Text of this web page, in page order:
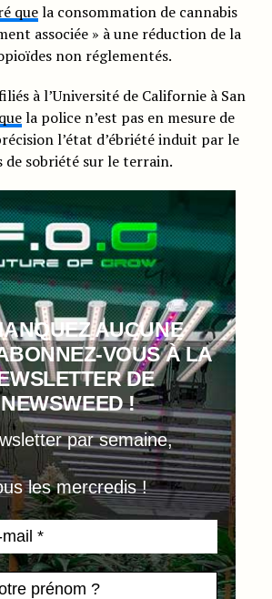
quela consommation de cannabis
associée » à une réduction de la
non réglementés.
à l’Université de Californie à San
la police n’est pas en mesure de
l’état d’ébriété induit par le
de sobriété sur le terrain.
AUCUNE
VOUS À LA
DE
NEWSWEED !
par semaine,
les mercredis !